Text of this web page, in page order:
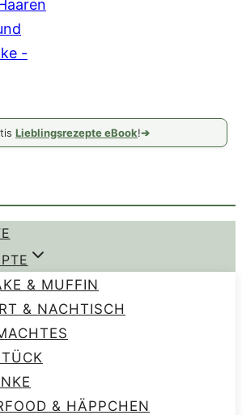
Lieblingsrezepte eBook!➔
& MUFFIN
& NACHTISCH
& HÄPPCHEN